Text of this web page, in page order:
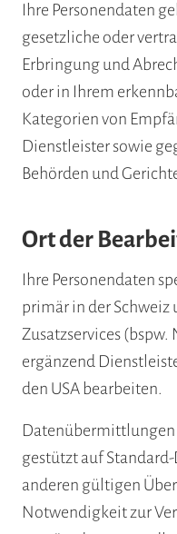
Ihre Personendaten
gesetzliche oder
Erbringung und
oder in Ihrem
Kategorien von
Dienstleister sowie
Behörden und
Ort der
Ihre Personendaten
primär in der Schweiz
Zusatzservices
ergänzend
den USA bearbeiten.
Datenübermittlungen
gestützt auf
anderen gültigen
Notwendigkeit zur